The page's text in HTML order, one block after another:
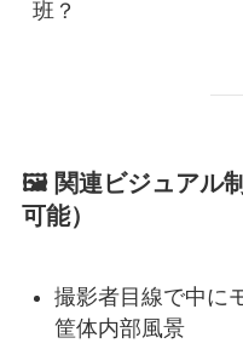
🖼️ 関連ビジュアル
可能）
撮影者目線で中に
筐体内部風景